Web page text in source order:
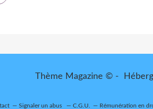
Thème Magazine © -
Signaler un abus C.G.U. Rémunération en